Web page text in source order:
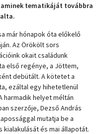
tematikáját továbbra
már hónapok óta előkelő
Az Örökölt sors
okait családunk
első regénye, a Jöttem,
debütált. A kötetet a
ezáltal egy hihetetlenül
harmadik helyet méltán
szerzője, Dezső András
mutatja be a
és mai állapotát.